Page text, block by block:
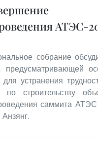
АТЭС-
собрание
предусматривающей
устранения
строительству
саммита АТЭС